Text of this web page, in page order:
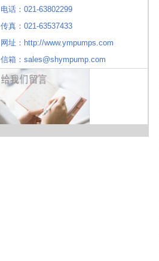
电话：021-63802299
传真：021-63537433
网址：http://www.ympumps.com
信箱：sales@shympump.com